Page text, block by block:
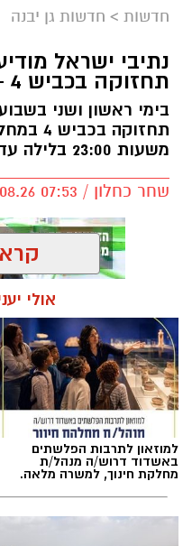
חדשות > חדשות גן יבנה
נתיבי ישראל
תחזוקה בכביש 4 – מחלף אשדוד צפון
בימי ראשון ושני
משעות 23:00 בלילה עד לבוקר
שחר כחלון / 07:53 07.08.26
תגים:מחלף אשדוד,
אולי
למוזאון לתרבות הפלשתים
באשדוד דרוש/ה מנהל/ת
מחלקת חינוך, למשרה מלאה.